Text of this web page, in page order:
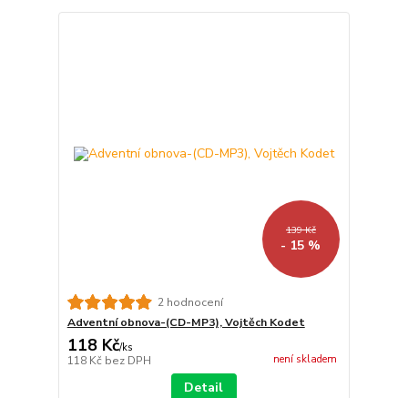
139 Kč
- 15 %
2 hodnocení
Adventní obnova-(CD-MP3), Vojtěch Kodet
118 Kč/ks
118 Kč bez DPH není skladem
Detail